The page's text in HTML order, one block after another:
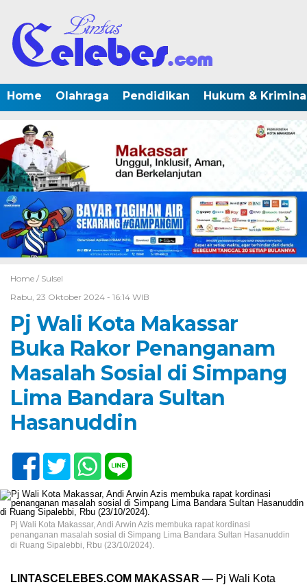
Home Olahraga Pendidikan Hukum &
Home / Sulsel
Rabu, 23 Oktober 2024 - 16:14 WIB
Pj Wali Kota Makassar
Buka Rakor Penanganam
Masalah Sosial di Simpang
Lima Bandara Sultan
Hasanuddin
Pj Wali Kota Makassar, Andi Arwin Azis membuka rapat kordinasi
penanganan masalah sosial di Simpang Lima Bandara Sultan Hasanuddin
di Ruang Sipalebbi, Rbu (23/10/2024).
LINTASCELEBES.COM MAKASSAR — Pj Wali Kota